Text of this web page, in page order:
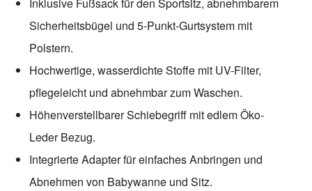
Inklusive Fußsack für den Sportsitz, abnehmbarem
Sicherheitsbügel und 5-Punkt-Gurtsystem mit
Polstern.
Hochwertige, wasserdichte Stoffe mit UV-Filter,
pflegeleicht und abnehmbar zum Waschen.
Höhenverstellbarer Schiebegriff mit edlem Öko-
Leder Bezug.
Integrierte Adapter für einfaches Anbringen und
Abnehmen von Babywanne und Sitz.